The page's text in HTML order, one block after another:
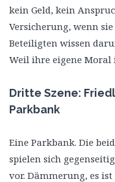
kein Geld, kein
Versicherung, wenn
Beteiligten wissen
Weil ihre eigene Moral
Dritte Szene:
Parkbank
Eine Parkbank. Die
spielen sich
vor. Dämmerung, es